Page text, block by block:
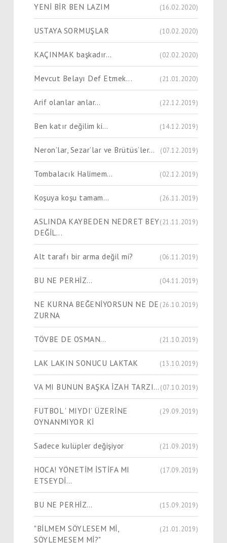
YENİ BİR BEN LAZIM (16.02.2020)
USTAYA SORMUŞLAR (10.02.2020)
KAÇINMAK başkadır… (02.02.2020)
Mevcut Belayı Def Etmek... (21.01.2020)
Arif olanlar anlar… (22.12.2019)
Ben katır değilim ki… (14.12.2019)
Neron’lar, Sezar’lar ve Brütüs’ler… (07.12.2019)
Tombalacık Halimem… (02.12.2019)
Koşuya koşu tamam… (26.11.2019)
ASLINDA KAYBEDEN NEDRET BEY
DEĞİL...
(21.11.2019)
Alt tarafı bir arma değil mi? (06.11.2019)
BU NE PERHİZ… (04.11.2019)
NE KURNA BEĞENİYORSUN NE DE
ZURNA
(26.10.2019)
TÖVBE DE OSMAN… (21.10.2019)
LAK LAKIN SONUCU LAKTAK (13.10.2019)
VA MI BUNUN BAŞKA İZAH TARZI… (07.10.2019)
FUTBOL ’ MIYDI’ ÜZERİNE
OYNANMIYOR Kİ
(29.09.2019)
Sadece kulüpler değişiyor (21.09.2019)
HOCA! YÖNETİM İSTİFA MI
ETSEYDİ…
(17.09.2019)
BU NE PERHİZ… (15.09.2019)
"BİLMEM SÖYLESEM Mİ,
SÖYLEMESEM Mİ?"
(21.01.2019)